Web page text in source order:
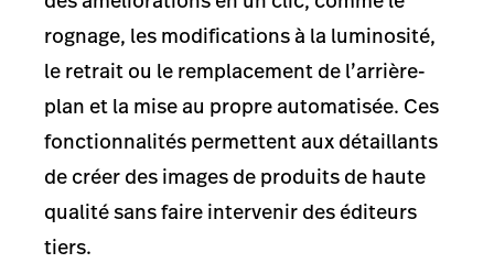
rognage, les modifications à la luminosité,
le retrait ou le remplacement de l’arrière-
plan et la mise au propre automatisée. Ces
fonctionnalités permettent aux détaillants
de créer des images de produits de haute
qualité sans faire intervenir des éditeurs
tiers.